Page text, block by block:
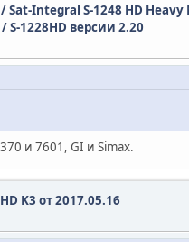
Integral S-1248 HD
S-1228HD версии 2.20
и 7601, GI и Simax.
K3 от 2017.05.16